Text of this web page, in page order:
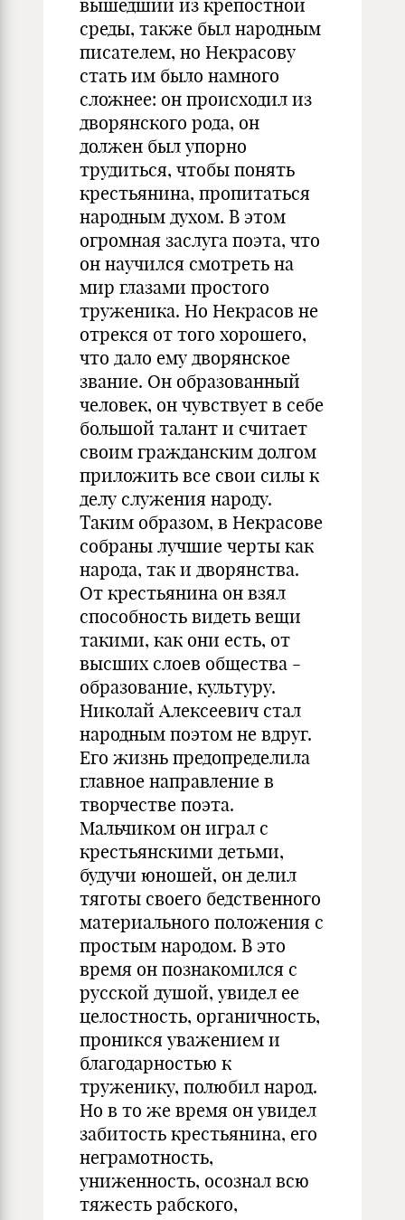
вышедший из крепостной
среды, также был народным
писателем, но Некрасову
стать им было намного
сложнее: он происходил из
дворянского рода, он
должен был упорно
трудиться, чтобы понять
крестьянина, пропитаться
народным духом. В этом
огромная заслуга поэта, что
он научился смотреть на
мир глазами простого
труженика. Но Некрасов не
отрекся от того хорошего,
что дало ему дворянское
звание. Он образованный
человек, он чувствует в себе
большой талант и считает
своим гражданским долгом
приложить все свои силы к
делу служения народу.
Таким образом, в Некрасове
собраны лучшие черты как
народа, так и дворянства.
От крестьянина он взял
способность видеть вещи
такими, как они есть, от
высших слоев общества -
образование, культуру.
Николай Алексеевич стал
народным поэтом не вдруг.
Его жизнь предопределила
главное направление в
творчестве поэта.
Мальчиком он играл с
крестьянскими детьми,
будучи юношей, он делил
тяготы своего бедственного
материального положения с
простым народом. В это
время он познакомился с
русской душой, увидел ее
целостность, органичность,
проникся уважением и
благодарностью к
труженику, полюбил народ.
Но в то же время он увидел
забитость крестьянина, его
неграмотность,
униженность, осознал всю
тяжесть рабского,